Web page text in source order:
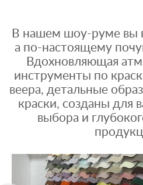
В нашем шоу-руме вы
а по-настоящему
Вдохновляющая
инструменты по
веера, детальные
краски, созданы для
выбора и